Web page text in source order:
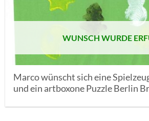
WUNSCH WURDE
Marco wünscht sich eine
und ein artboxone Puzzle Berlin